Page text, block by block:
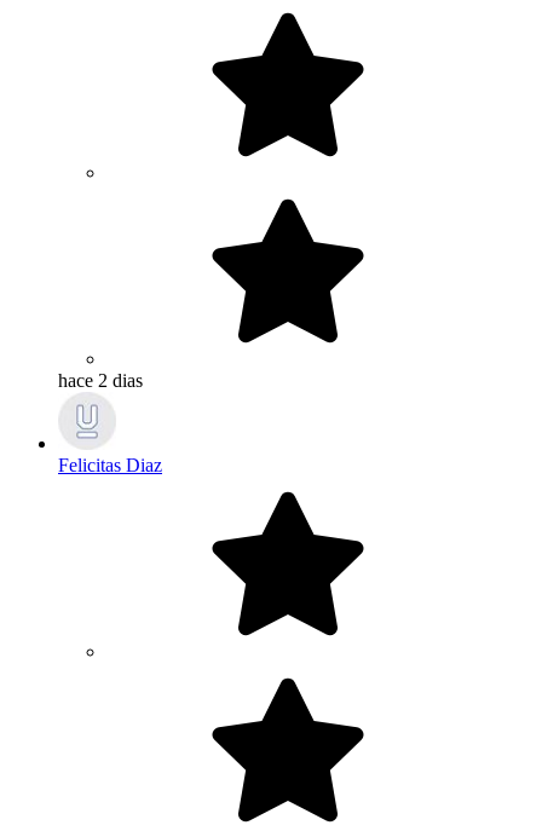
hace 2 dias
Felicitas Diaz